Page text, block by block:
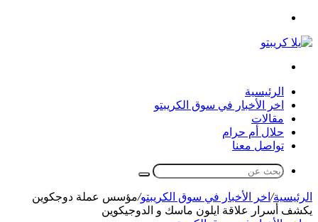
الرئيسية
اخر الأخبار في سوق الكريبتو
مقالات
حلال أم حرام
تواصل معنا
بحث
الرئيسية/ اخر الأخبار في سوق الكريبتو/مؤسس عملة دوجكوين
يكشف أسرار علاقة ايلون ماسك و الدوجيكوين